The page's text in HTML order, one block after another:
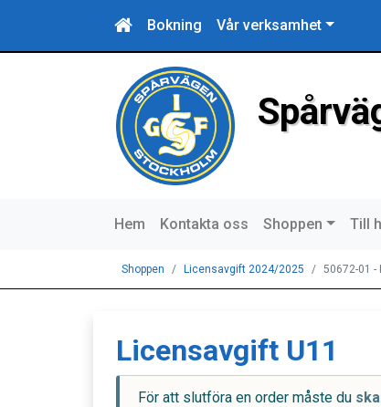
Bokning Vår verksamhet
Hem Kontakta oss Shoppen Till
Shoppen Licensavgift 2024/2025 50672-01 -
Licensavgift U11
För att slutföra en order måste du